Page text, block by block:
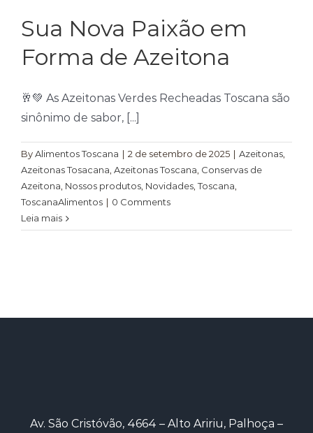
Sua Nova Paixão em
Forma de Azeitona
🥂💚 As Azeitonas Verdes Recheadas Toscana são
sinônimo de sabor, [...]
ByAlimentos Toscana | 2 de setembro de 2025 | Azeitonas
Azeitonas Tosacana Azeitonas Toscana Conservas de
Azeitona Nossos produtos Novidades ,Toscana
ToscanaAlimentos | 0 Comments
Leia mais
Av. São Cristóvão, 4664 – Alto Aririu, Palhoça –